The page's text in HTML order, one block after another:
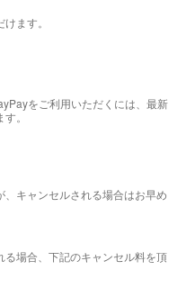
ます。
をご利用いただくには、最新
。
キャンセルされる場合はお早め
場合、下記のキャンセル料を頂